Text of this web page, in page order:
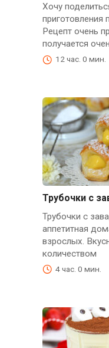
Хочу
приготовления
Рецепт очень
получается
12 час. 0 мин.
Трубочки с
Трубочки с
аппетитная
взрослых.
количеством
4 час. 0 мин.